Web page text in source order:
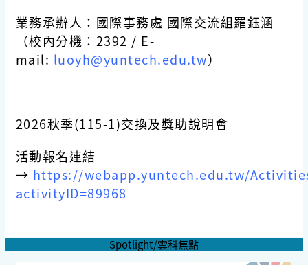
業務承辦人：國際事務處 國際交流組羅鈺涵
（校內分機：2392 / E-
mail: luoyh@yuntech.edu.tw）
2026秋季(115-1)交換及獎助說明會
活動報名連結
→ https://webapp.yuntech.edu.tw/
activityID=89968
Spotlight/雲科焦點